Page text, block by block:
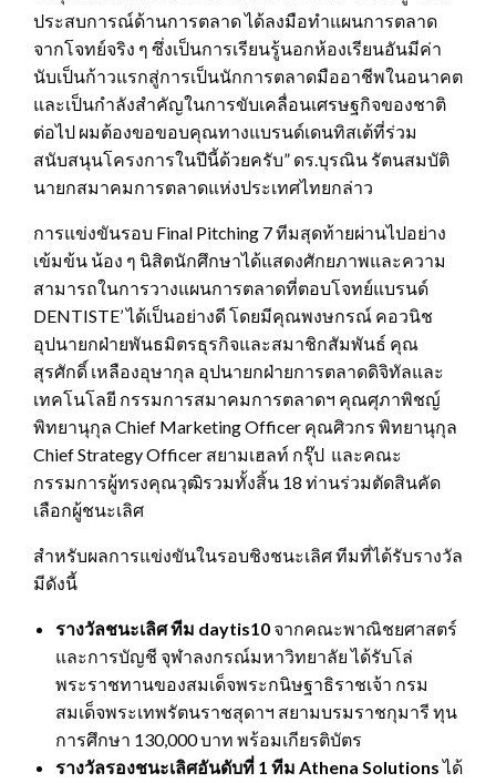
ประสบการณ์ด้านการตลาด ได้ลงมือทำแผนการตลาด
จากโจทย์จริง ๆ ซึ่งเป็นการเรียนรู้นอกห้องเรียนอันมีค่า
นับเป็นก้าวแรกสู่การเป็นนักการตลาดมืออาชีพในอนาคต
และเป็นกำลังสำคัญในการขับเคลื่อนเศรษฐกิจของชาติ
ต่อไป ผมต้องขอขอบคุณทางแบรนด์เดนทิสเต้ที่ร่วม
สนับสนุนโครงการในปีนี้ด้วยครับ” ดร.บุรณิน รัตนสมบัติ
นายกสมาคมการตลาดแห่งประเทศไทยกล่าว
การแข่งขันรอบ Final Pitching 7 ทีมสุดท้ายผ่านไปอย่าง
เข้มข้น น้อง ๆ นิสิตนักศึกษาได้แสดงศักยภาพและความ
สามารถในการวางแผนการตลาดที่ตอบโจทย์แบรนด์
DENTISTE’ ได้เป็นอย่างดี โดยมีคุณพงษกรณ์ คอวนิช
อุปนายกฝ่ายพันธมิตรธุรกิจและสมาชิกสัมพันธ์ คุณ
สุรศักดิ์ เหลืองอุษากุล อุปนายกฝ่ายการตลาดดิจิทัลและ
เทคโนโลยี กรรมการสมาคมการตลาดฯ คุณศุภาพิชญ์
พิทยานุกุล Chief Marketing Officer คุณศิวกร พิทยานุกุล
Chief Strategy Officer สยามเฮลท์ กรุ๊ป และคณะ
กรรมการผู้ทรงคุณวุฒิรวมทั้งสิ้น 18 ท่านร่วมตัดสินคัด
เลือกผู้ชนะเลิศ
สำหรับผลการแข่งขันในรอบชิงชนะเลิศ ทีมที่ได้รับรางวัล
มีดังนี้
รางวัลชนะเลิศ ทีม daytis10 จากคณะพาณิชยศาสตร์
และการบัญชี จุฬาลงกรณ์มหาวิทยาลัย ได้รับโล่
พระราชทานของสมเด็จพระกนิษฐาธิราชเจ้า กรม
สมเด็จพระเทพรัตนราชสุดาฯ สยามบรมราชกุมารี ทุน
การศึกษา 130,000 บาท พร้อมเกียรติบัตร
รางวัลรองชนะเลิศอันดับที่ 1 ทีม Athena Solutionsได้